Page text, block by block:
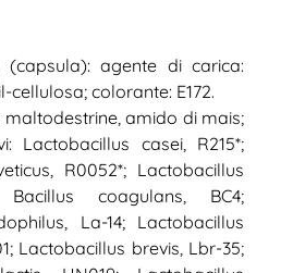
(capsula): agente di carica:
colorante: E172.
maltodestrine, amido di mais;
Lactobacillus casei, R215*;
R0052*; Lactobacillus
coagulans, BC4;
La-14; Lactobacillus
Lactobacillus brevis, Lbr-35;